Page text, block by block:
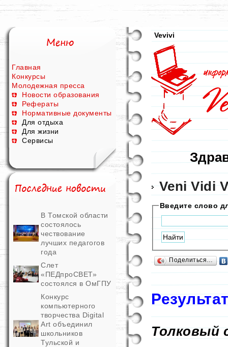
Главная
Конкурсы
Молодежная пресса
Новости образования
Рефераты
Нормативные документы
Для отдыха
Для жизни
Сервисы
В Томской области
состоялось
чествование
лучших педагогов
года
Слет
«ПЕДпроСВЕТ»
состоялся в ОмГПУ
Конкурс
компьютерного
творчества Digital
Art объединил
школьников
Тульской и
Vevivi
Veni Vidi
Введите слово
Поделиться…
Толковый